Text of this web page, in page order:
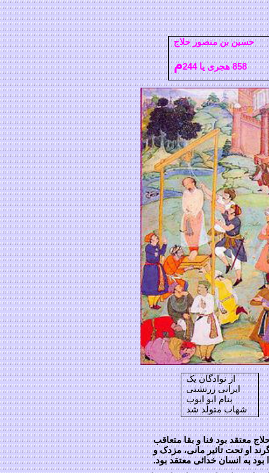
حسین بن منصور حلاج
م 858 هجری یا 244
از نوادگان یک
ایرانی زرتشتی
بنام ابو ایوب
شهاب متولد شد
معتقد بود فنا و بقا متعاقب
او تحت تاثیر مانی، مزدک و
بود به انسان خدائی معتقد بود.